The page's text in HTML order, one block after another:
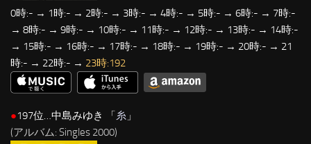
0時:- → 1時:- → 2時:- → 3時:- → 4時:- → 5時:- → 6時:- → 7時:-
→ 8時:- → 9時:- → 10時:- → 11時:- → 12時:- → 13時:- → 14時:-
→ 15時:- → 16時:- → 17時:- → 18時:- → 19時:- → 20時:- → 21
時:- → 22時:- → 23時:192
●197位…中島みゆき 「糸 」
(アルバム: Singles 2000)